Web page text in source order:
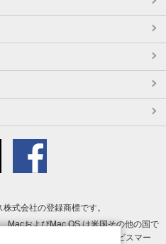
式会社の登録商標です。
MacおよびMac OS は米国その他の国で
Store は Apple Inc. のサービスマー